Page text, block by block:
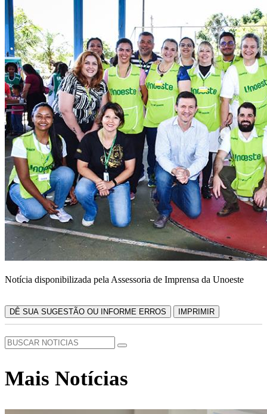
Notícia disponibilizada pela Assessoria de Imprensa da Unoeste
DÊ SUA SUGESTÃO OU INFORME ERROS IMPRIMIR
Mais Notícias